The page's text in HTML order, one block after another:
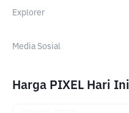
Explorer
Media Sosial
Harga PIXEL Hari Ini